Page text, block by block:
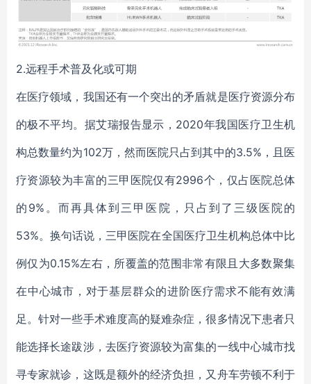
2.远程手术普及化或可期
在医疗领域，我国还有一个突出的矛盾就是医疗资源分布
的极不平均。据艾瑞报告显示，2020年我国医疗卫生机
构总数量约为102万，然而医院只占到其中的3.5%，且医
疗资源较为丰富的三甲医院仅有2996个，仅占医院总体
的9%。而再具体到三甲医院，只占到了三级医院的
53%。换句话说，三甲医院在全国医疗卫生机构总体中比
例仅为0.15%左右，所覆盖的范围非常有限且大多数聚集
在中心城市，对于基层群众的进阶医疗需求不能有效满
足。针对一些手术难度高的疑难杂症，很多情况下患者只
能选择长途跋涉，去医疗资源较为富集的一线中心城市找
寻专家就诊，这既是额外的经济负担，又舟车劳顿不利于